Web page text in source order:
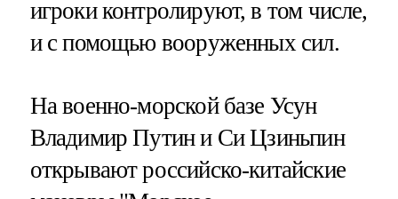
игроки контролируют, в том числе,
и с помощью вооруженных сил.
На военно-морской базе Усун
Владимир Путин и Си Цзиньпин
открывают российско-китайские